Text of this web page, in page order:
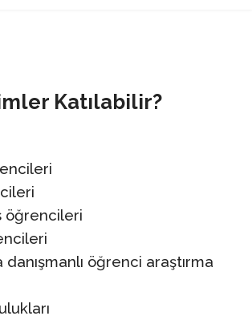
Katılabilir?
öğrencileri
öğrenci araştırma